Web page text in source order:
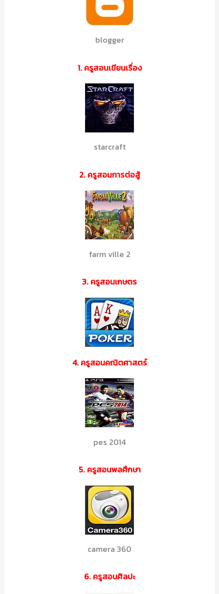
blogger
1. ครูสอนเขียนเรื่อง
starcraft
2. ครูสอนการต่อสู้
farm ville 2
3. ครูสอนเกษตร
4. ครูสอนคณิตศาสตร์
pes 2014
5. ครูสอนพลศึกษา
camera 360
6. ครูสอนศิลปะ